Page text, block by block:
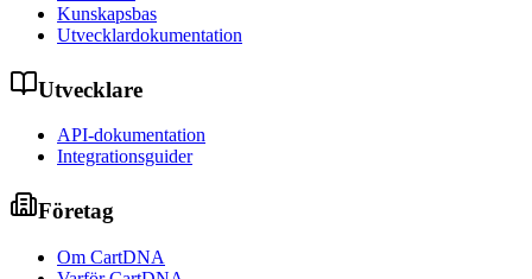
Kunskapsbas
Utvecklardokumentation
Utvecklare
API-dokumentation
Integrationsguider
Företag
Om CartDNA